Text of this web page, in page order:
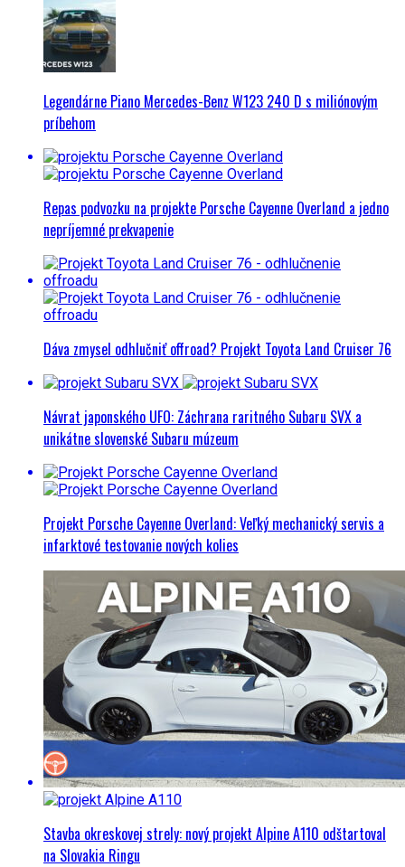
Legendárne Piano Mercedes-Benz W123 240 D s miliónovým
príbehom
Repas podvozku na projekte Porsche Cayenne Overland a jedno
nepríjemné prekvapenie
Dáva zmysel odhlučniť offroad? Projekt Toyota Land Cruiser 76
Návrat japonského UFO: Záchrana raritného Subaru SVX a
unikátne slovenské Subaru múzeum
Projekt Porsche Cayenne Overland: Veľký mechanický servis a
infarktové testovanie nových kolies
Stavba okreskovej strely: nový projekt Alpine A110 odštartoval
na Slovakia Ringu